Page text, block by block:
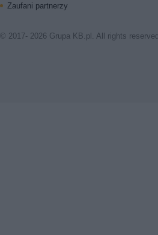
Zaufani partnerzy
© 2017- 2026 Grupa KB.pl. All rights reserved.